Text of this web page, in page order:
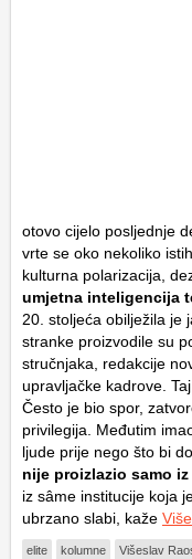
otovo cijelo posljednje
vrte se oko nekoliko
kulturna polarizacija,
umjetna inteligencija
20. stoljeća obilježila je
stranke proizvodile su
stručnjaka, redakcije
upravljačke kadrove.
Često je bio spor,
privilegija. Međutim
ljude prije nego što bi
nije proizlazio samo
iz sâme institucije koja
ubrzano slabi, kaže
elite kolumne Višeslav